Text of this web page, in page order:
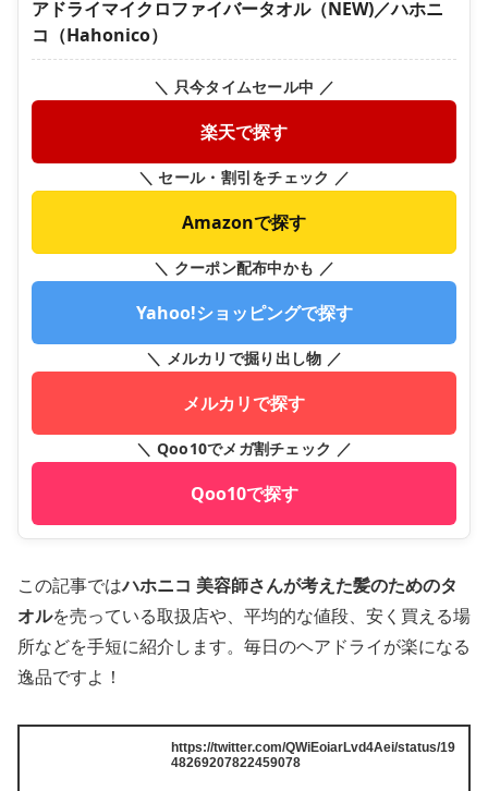
アドライマイクロファイバータオル（NEW)／ハホニ
コ（Hahonico）
＼ 只今タイムセール中 ／
楽天で探す
＼ セール・割引をチェック ／
Amazonで探す
＼ クーポン配布中かも ／
Yahoo!ショッピングで探す
＼ メルカリで掘り出し物 ／
メルカリで探す
＼ Qoo10でメガ割チェック ／
Qoo10で探す
この記事ではハホニコ 美容師さんが考えた髪のためのタ
オルを売っている取扱店や、平均的な値段、安く買える場
所などを手短に紹介します。毎日のヘアドライが楽になる
逸品ですよ！
https://twitter.com/QWiEoiarLvd4Aei/status/19
48269207822459078